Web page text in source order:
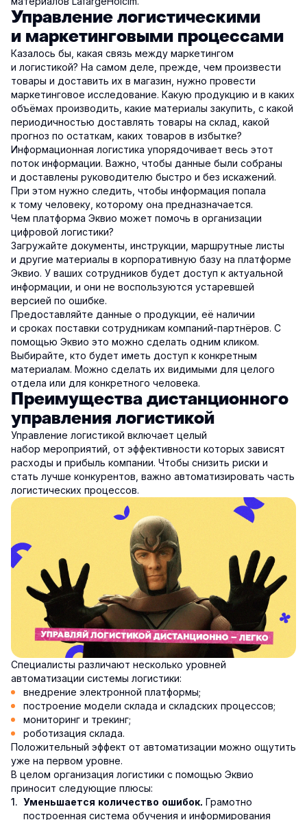
Управление логистическими
и маркетинговыми процессами
Казалось бы, какая связь между маркетингом
и логистикой? На самом деле, прежде, чем произвести
товары и доставить их в магазин, нужно провести
маркетинговое исследование. Какую продукцию и в каких
объёмах производить, какие материалы закупить, с какой
периодичностью доставлять товары на склад, какой
прогноз по остаткам, каких товаров в избытке?
Информационная логистика упорядочивает весь этот
поток информации. Важно, чтобы данные были собраны
и доставлены руководителю быстро и без искажений.
При этом нужно следить, чтобы информация попала
к тому человеку, которому она предназначается.
Чем платформа Эквио может помочь в организации
цифровой логистики?
Загружайте документы, инструкции, маршрутные листы
и другие материалы в корпоративную базу на платформе
Эквио. У ваших сотрудников будет доступ к актуальной
информации, и они не воспользуются устаревшей
версией по ошибке.
Предоставляйте данные о продукции, её наличии
и сроках поставки сотрудникам компаний-партнёров. С
помощью Эквио это можно сделать одним кликом.
Выбирайте, кто будет иметь доступ к конкретным
материалам. Можно сделать их видимыми для целого
отдела или для конкретного человека.
Преимущества дистанционного
управления логистикой
Управление логистикой включает целый
набор мероприятий, от эффективности которых зависят
расходы и прибыль компании. Чтобы снизить риски и
стать лучше конкурентов, важно автоматизировать часть
логистических процессов.
Специалисты различают несколько уровней
автоматизации системы логистики:
внедрение электронной платформы;
построение модели склада и складских процессов;
мониторинг и трекинг;
роботизация склада.
Положительный эффект от автоматизации можно ощутить
уже на первом уровне.
В целом организация логистики с помощью Эквио
приносит следующие плюсы:
Уменьшается количество ошибок. Грамотно
построенная система обучения и информирования